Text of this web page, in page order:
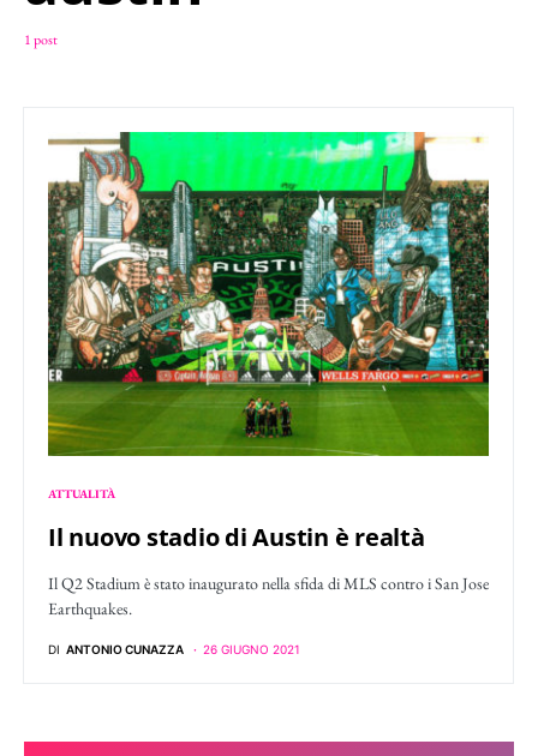
1 post
ATTUALITÀ
Il nuovo stadio di Austin è realtà
Il Q2 Stadium è stato inaugurato nella sfida di MLS contro i San Jose
Earthquakes.
DI ANTONIO CUNAZZA 26 GIUGNO 2021